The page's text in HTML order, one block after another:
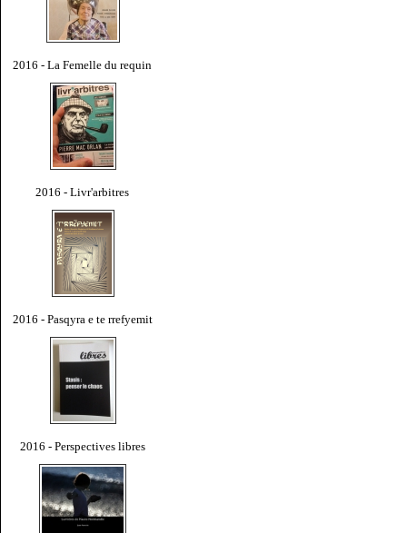
2016 - La Femelle du requin
2016 - Livr'arbitres
2016 - Pasqyra e te rrefyemit
2016 - Perspectives libres